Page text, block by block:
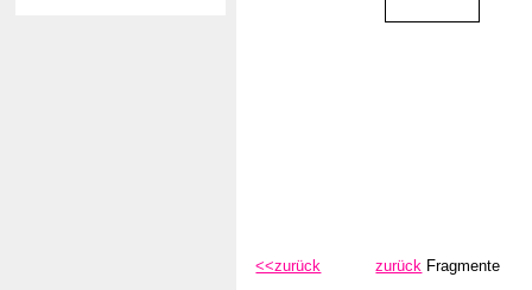
<<zurück zurück Fragmente